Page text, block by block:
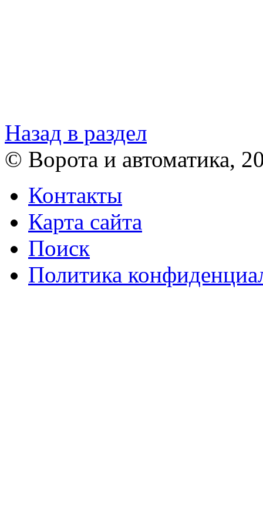
Назад в раздел
© Ворота и автоматика,
Контакты
Карта сайта
Поиск
Политика